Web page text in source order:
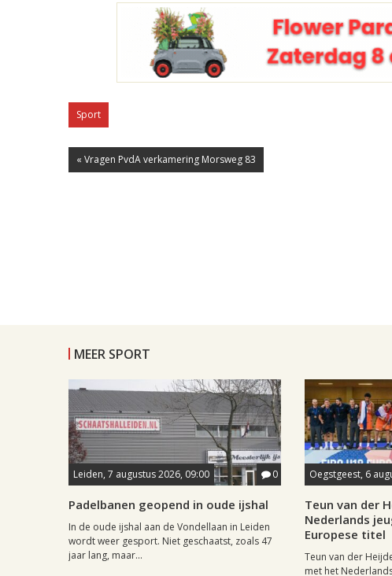
Sport
« Vragen PvdA verkamering Morsweg 83
MEER SPORT
Leiden, 7 augustus 2026, 09:00 0
Padelbanen geopend in oude ijshal
In de oude ijshal aan de Vondellaan in Leiden
wordt weer gesport. Niet geschaatst, zoals 47
jaar lang, maar...
Oegstgeest, 6
Teun van der
Nederlands
Europese titel
Teun van der
met het